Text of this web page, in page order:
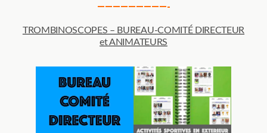
—————————-
TROMBINOSCOPES – BUREAU-COMITÉ DIRECTEUR
et ANIMATEURS